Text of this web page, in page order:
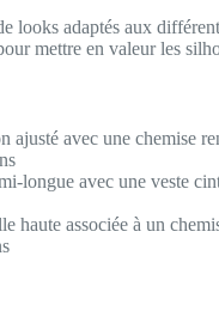
looks adaptés aux
mettre en valeur les
ajusté avec une chemise
longue avec une veste
haute associée à un